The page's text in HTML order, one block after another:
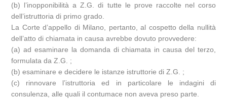
(b) l’inopponibilità a Z.G. di tutte le prove raccolte nel corso
dell’istruttoria di primo grado.
La Corte d’appello di Milano, pertanto, al cospetto della nullità
dell’atto di chiamata in causa avrebbe dovuto provvedere:
(a) ad esaminare la domanda di chiamata in causa del terzo,
formulata da Z.G. ;
(b) esaminare e decidere le istanze istruttorie di Z.G. ;
(c) rinnovare l’istruttoria ed in particolare le indagini di
consulenza, alle quali il contumace non aveva preso parte.